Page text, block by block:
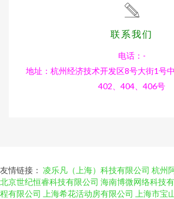
联系我们
电话：-
地址：杭州经济技术开发区8号大街1号
402、404、406号
友情链接： 凌乐凡（上海）科技有限公司 杭州
北京世纪恒睿科技有限公司 海南博微网络科技
程有限公司
上海希花活动房有限公司 上海市宝